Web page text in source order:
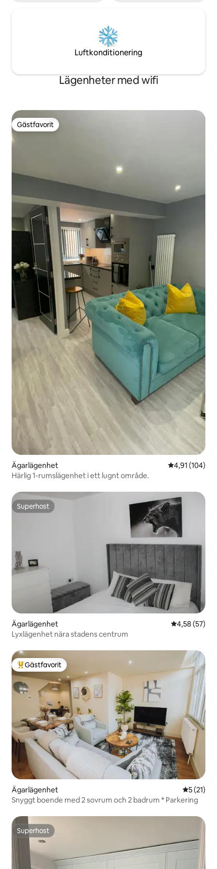
Luftkonditionering
Lägenheter med wifi
Gästfavorit
Gästfavorit
Ägarlägenhet 4,91 av 5 i
4,91 (104)
Härlig 1-rumslägenhet i ett lugnt område.
Superhost
Superhost
Ägarlägenhet 4,58 av 5 i
4,58 (57)
Lyxlägenhet nära stadens centrum
Populär gästfavorit
Gästfavorit
Ägarlägenhet 5 av 5 i
5 (21)
Snyggt boende med 2 sovrum och 2 badrum * Parkering
Superhost
Superhost